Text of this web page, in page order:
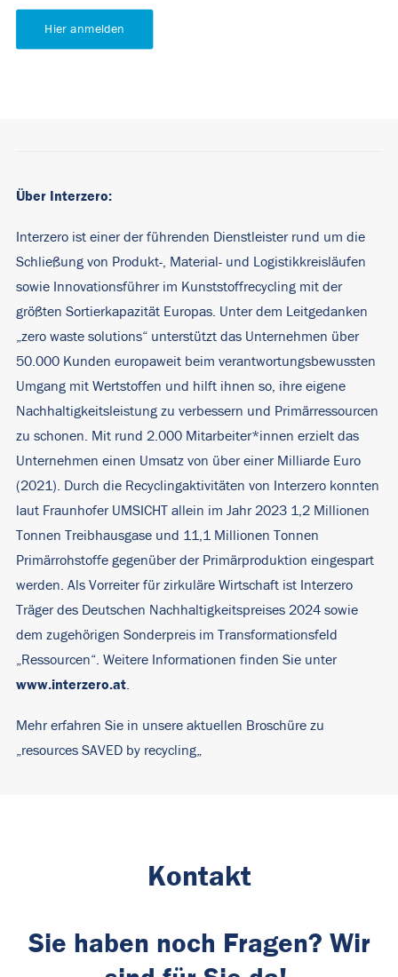
Hier anmelden
Über Interzero:
Interzero ist einer der führenden Dienstleister rund um die
Schließung von Produkt-, Material- und Logistikkreisläufen
sowie Innovationsführer im Kunststoffrecycling mit der
größten Sortierkapazität Europas. Unter dem Leitgedanken
„zero waste solutions“ unterstützt das Unternehmen über
50.000 Kunden europaweit beim verantwortungsbewussten
Umgang mit Wertstoffen und hilft ihnen so, ihre eigene
Nachhaltigkeitsleistung zu verbessern und Primärressourcen
zu schonen. Mit rund 2.000 Mitarbeiter*innen erzielt das
Unternehmen einen Umsatz von über einer Milliarde Euro
(2021). Durch die Recyclingaktivitäten von Interzero konnten
laut Fraunhofer UMSICHT allein im Jahr 2023 1,2 Millionen
Tonnen Treibhausgase und 11,1 Millionen Tonnen
Primärrohstoffe gegenüber der Primärproduktion eingespart
werden. Als Vorreiter für zirkuläre Wirtschaft ist Interzero
Träger des Deutschen Nachhaltigkeitspreises 2024 sowie
dem zugehörigen Sonderpreis im Transformationsfeld
„Ressourcen“. Weitere Informationen finden Sie unter
www.interzero.at
Mehr erfahren Sie in unsere aktuellen Broschüre zu
resources SAVED by recycling
Kontakt
Sie haben noch Fragen? Wir